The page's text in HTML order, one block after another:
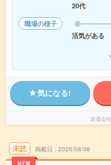
20代
職場の様子
活気がある
気になる!
派遣会社
未読 掲載日 2026/08/06